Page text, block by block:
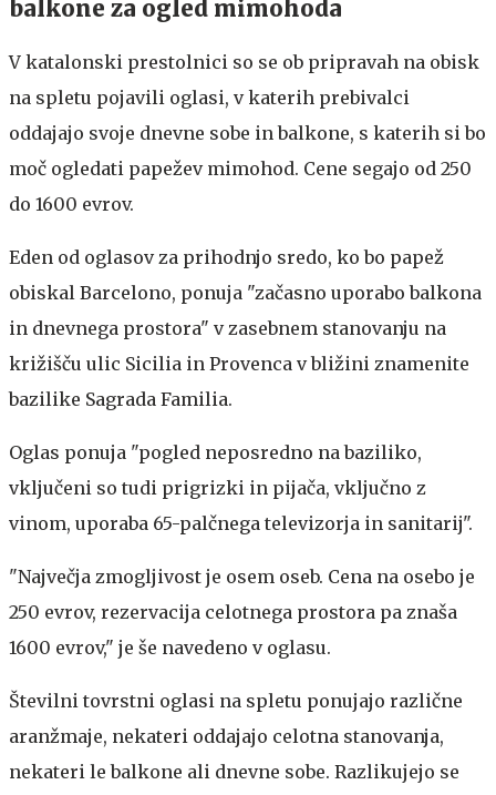
balkone za ogled mimohoda
V katalonski prestolnici so se ob pripravah na obisk
na spletu pojavili oglasi, v katerih prebivalci
oddajajo svoje dnevne sobe in balkone, s katerih si bo
moč ogledati papežev mimohod. Cene segajo od 250
do 1600 evrov.
Eden od oglasov za prihodnjo sredo, ko bo papež
obiskal Barcelono, ponuja "začasno uporabo balkona
in dnevnega prostora" v zasebnem stanovanju na
križišču ulic Sicilia in Provenca v bližini znamenite
bazilike Sagrada Familia.
Oglas ponuja "pogled neposredno na baziliko,
vključeni so tudi prigrizki in pijača, vključno z
vinom, uporaba 65-palčnega televizorja in sanitarij".
"Največja zmogljivost je osem oseb. Cena na osebo je
250 evrov, rezervacija celotnega prostora pa znaša
1600 evrov," je še navedeno v oglasu.
Številni tovrstni oglasi na spletu ponujajo različne
aranžmaje, nekateri oddajajo celotna stanovanja,
nekateri le balkone ali dnevne sobe. Razlikujejo se